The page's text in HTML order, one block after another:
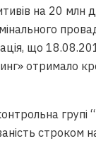
на 20 млн
що
отримало
групі
строком